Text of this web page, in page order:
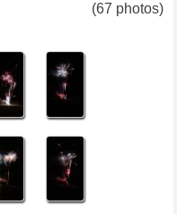
(67 photos)